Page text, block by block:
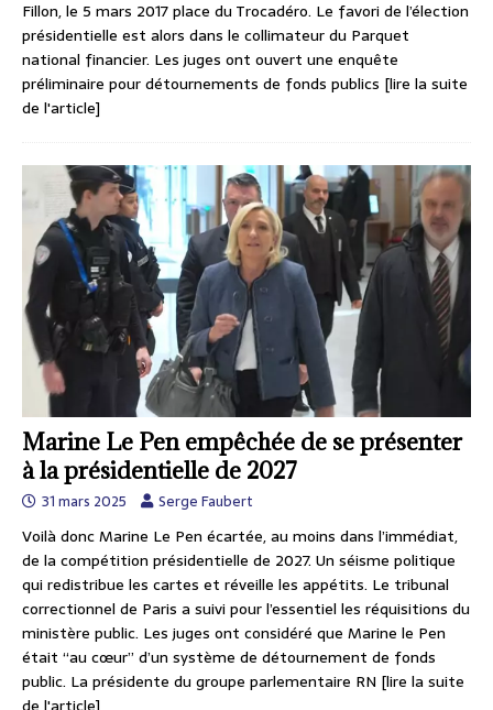
Fillon, le 5 mars 2017 place du Trocadéro. Le favori de l’élection
présidentielle est alors dans le collimateur du Parquet
national financier. Les juges ont ouvert une enquête
préliminaire pour détournements de fonds publics [lire la suite
de l'article]
Marine Le Pen empêchée de se présenter
à la présidentielle de 2027
31 mars 2025 Serge Faubert
Voilà donc Marine Le Pen écartée, au moins dans l’immédiat,
de la compétition présidentielle de 2027. Un séisme politique
qui redistribue les cartes et réveille les appétits. Le tribunal
correctionnel de Paris a suivi pour l’essentiel les réquisitions du
ministère public. Les juges ont considéré que Marine le Pen
était “au cœur” d’un système de détournement de fonds
public. La présidente du groupe parlementaire RN [lire la suite